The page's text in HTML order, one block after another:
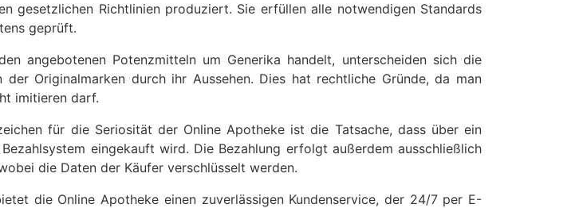
gesetzlichen Richtlinien produziert. Sie erfüllen alle notwendigen Standards
geprüft.
angebotenen Potenzmitteln um Generika handelt, unterscheiden sich die
der Originalmarken durch ihr Aussehen. Dies hat rechtliche Gründe, da man
imitieren darf.
für die Seriosität der Online Apotheke ist die Tatsache, dass über ein
Bezahlsystem eingekauft wird. Die Bezahlung erfolgt außerdem ausschließlich
die Daten der Käufer verschlüsselt werden.
die Online Apotheke einen zuverlässigen Kundenservice, der 24/7 per E-